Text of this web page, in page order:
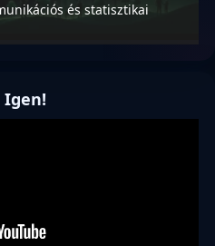
és statisztikai
Igen!